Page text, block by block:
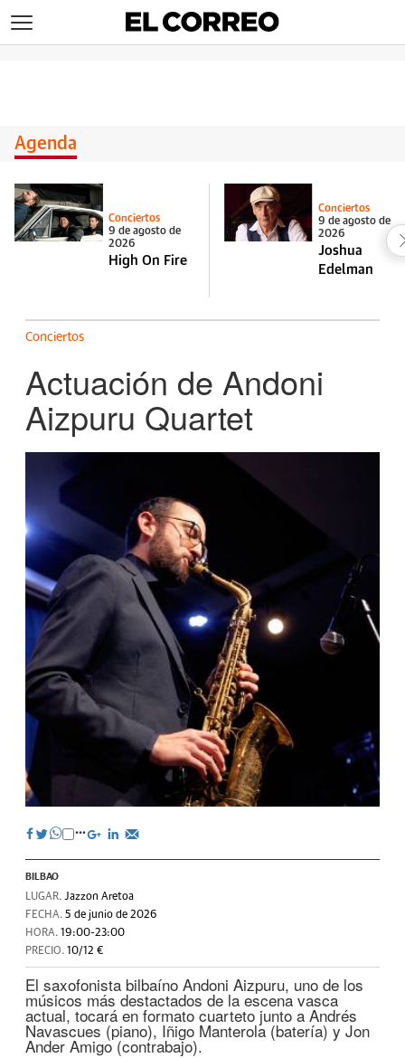
Agenda
Conciertos
9 de agosto de
2026
High On Fire
Conciertos
9 de agosto de
2026
Joshua
Edelman
Conciertos
Actuación de Andoni
Aizpuru Quartet
BILBAO
LUGAR. Jazzon Aretoa
FECHA. 5 de junio de 2026
HORA. 19:00-23:00
PRECIO. 10/12 €
El saxofonista bilbaíno Andoni Aizpuru, uno de los
músicos más destactados de la escena vasca
actual, tocará en formato cuarteto junto a Andrés
Navascues (piano), Iñigo Manterola (batería) y Jon
Ander Amigo (contrabajo).